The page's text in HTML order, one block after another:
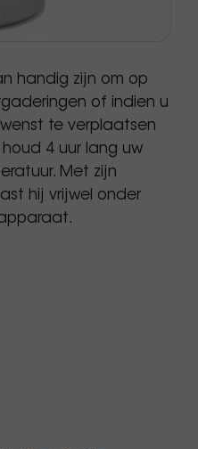
handig zijn om op
of indien u
te verplaatsen
4 uur lang uw
Met zijn
hij vrijwel onder